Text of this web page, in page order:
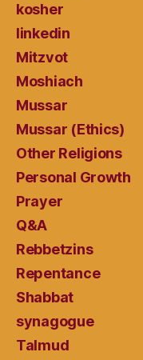
kosher
linkedin
Mitzvot
Moshiach
Mussar
Mussar (Ethics)
Other Religions
Personal Growth
Prayer
Q&A
Rebbetzins
Repentance
Shabbat
synagogue
Talmud